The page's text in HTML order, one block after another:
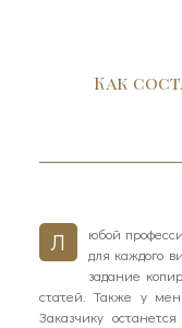
Как
Л
юбой
для каждого
задание
статей. Также у
Заказчику